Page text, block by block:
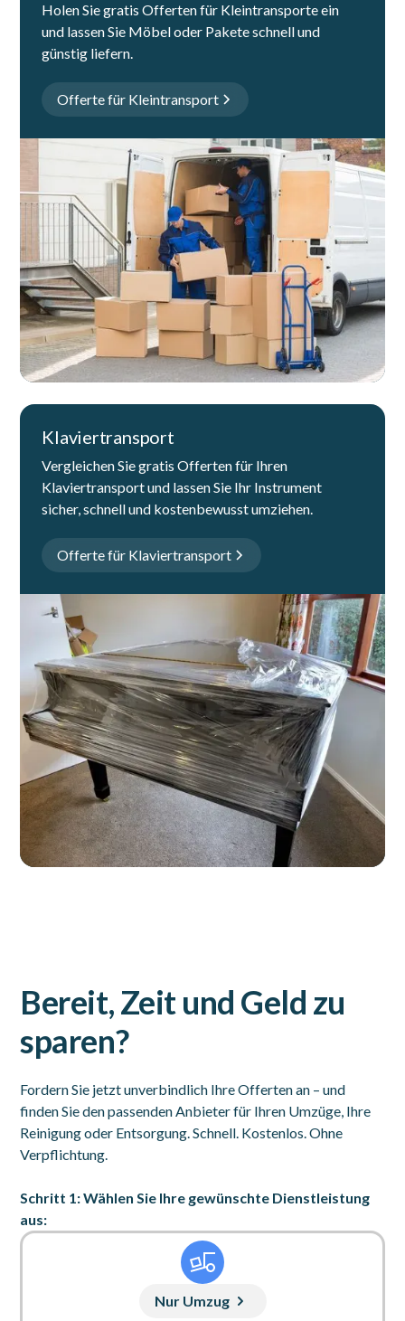
Holen Sie gratis Offerten für Kleintransporte ein
und lassen Sie Möbel oder Pakete schnell und
günstig liefern.
Offerte für Kleintransport
Klaviertransport
Vergleichen Sie gratis Offerten für Ihren
Klaviertransport und lassen Sie Ihr Instrument
sicher, schnell und kostenbewusst umziehen.
Offerte für Klaviertransport
Bereit, Zeit und Geld zu
sparen?
Fordern Sie jetzt unverbindlich Ihre Offerten an – und
finden Sie den passenden Anbieter für Ihren Umzüge, Ihre
Reinigung oder Entsorgung. Schnell. Kostenlos. Ohne
Verpflichtung.
Schritt 1: Wählen Sie Ihre gewünschte Dienstleistung
aus:
Nur Umzug